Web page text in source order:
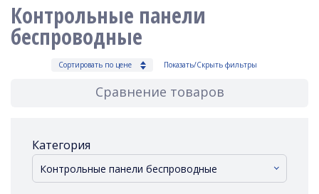
Контрольные панели
беспроводные
Сортировать по цене Показать/Скрыть фильтры
Сравнение товаров
Категория
Контрольные панели беспроводные